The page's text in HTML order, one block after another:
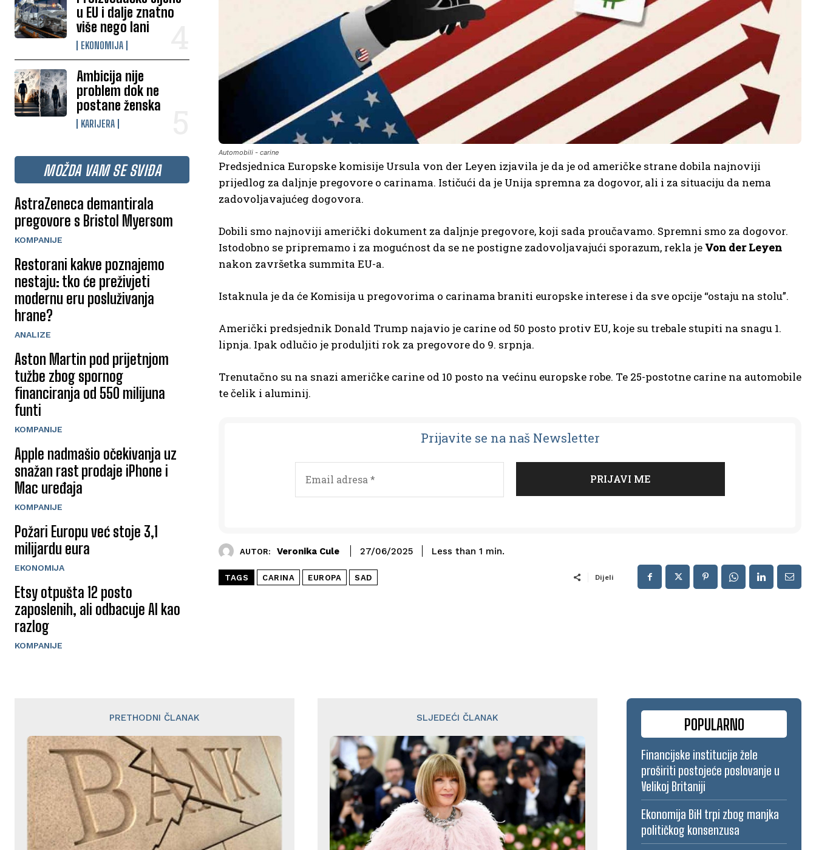
u EU i dalje znatno
više nego lani
EKONOMIJA
Ambicija nije
problem dok ne
postane ženska
KARIJERA
MOŽDA VAM SE SVIĐA
AstraZeneca demantirala
pregovore s Bristol Myersom
KOMPANIJE
Restorani kakve poznajemo
nestaju: tko će preživjeti
modernu eru posluživanja
hrane?
ANALIZE
Aston Martin pod prijetnjom
tužbe zbog spornog
financiranja od 550 milijuna
funti
KOMPANIJE
Apple nadmašio očekivanja uz
snažan rast prodaje iPhone i
Mac uređaja
KOMPANIJE
Požari Europu već stoje 3,1
milijardu eura
EKONOMIJA
Etsy otpušta 12 posto
zaposlenih, ali odbacuje AI kao
razlog
KOMPANIJE
Automobili - carine
Predsjednica Europske komisije Ursula von der Leyen izjavila je da je od američke strane dobila najnoviji
prijedlog za daljnje pregovore o carinama. Ističući da je Unija spremna za dogovor, ali i za situaciju da nema
zadovoljavajućeg dogovora.
Dobili smo najnoviji američki dokument za daljnje pregovore, koji sada proučavamo. Spremni smo za dogovor.
Istodobno se pripremamo i za mogućnost da se ne postigne zadovoljavajući sporazum, rekla je Von der Leyen
nakon završetka summita EU-a.
Istaknula je da će Komisija u pregovorima o carinama braniti europske interese i da sve opcije “ostaju na stolu”.
Američki predsjednik Donald Trump najavio je carine od 50 posto protiv EU, koje su trebale stupiti na snagu 1.
lipnja. Ipak odlučio je produljiti rok za pregovore do 9. srpnja.
Trenutačno su na snazi američke carine od 10 posto na većinu europske robe. Te 25-postotne carine na automobile
te čelik i aluminij.
Prijavite se na naš Newsletter
AUTOR: Veronika Cule 27/06/2025 Less than 1 min.
TAGS CARINA EUROPA SAD Dijeli
PRETHODNI ČLANAK SLJEDEĆI ČLANAK POPULARNO
Financijske institucije žele
proširiti postojeće poslovanje u
Velikoj Britaniji
Ekonomija BiH trpi zbog manjka
političkog konsenzusa